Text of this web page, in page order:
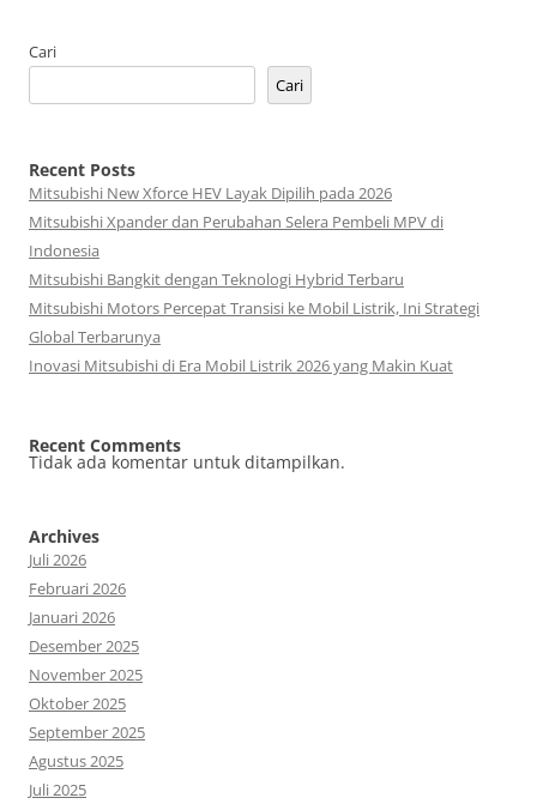
Cari
Cari
Recent Posts
Mitsubishi New Xforce HEV Layak Dipilih pada 2026
Mitsubishi Xpander dan Perubahan Selera Pembeli MPV di
Indonesia
Mitsubishi Bangkit dengan Teknologi Hybrid Terbaru
Mitsubishi Motors Percepat Transisi ke Mobil Listrik, Ini Strategi
Global Terbarunya
Inovasi Mitsubishi di Era Mobil Listrik 2026 yang Makin Kuat
Recent Comments
Tidak ada komentar untuk ditampilkan.
Archives
Juli 2026
Februari 2026
Januari 2026
Desember 2025
November 2025
Oktober 2025
September 2025
Agustus 2025
Juli 2025